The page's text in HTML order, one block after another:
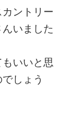
ントリー
いました
いいと思
しょう